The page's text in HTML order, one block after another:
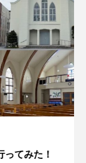
ってみた！